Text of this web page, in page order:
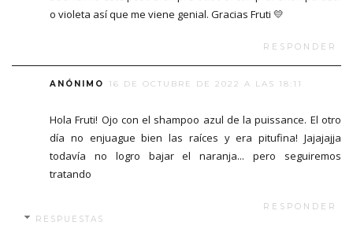
o violeta así que me viene genial. Gracias Fruti 💛
RESPONDER
ANÓNIMO 16 DE OCTUBRE DE 2022 A LAS 18:11
Hola Fruti! Ojo con el shampoo azul de la puissance. El otro
día no enjuague bien las raíces y era pitufina! Jajajajja
todavía no logro bajar el naranja... pero seguiremos
tratando
RESPONDER
RESPUESTAS